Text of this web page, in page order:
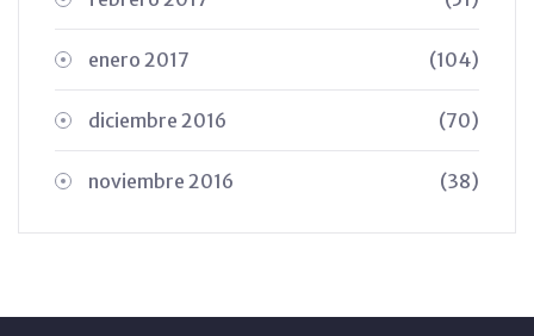
enero 2017 (104)
diciembre 2016 (70)
noviembre 2016 (38)